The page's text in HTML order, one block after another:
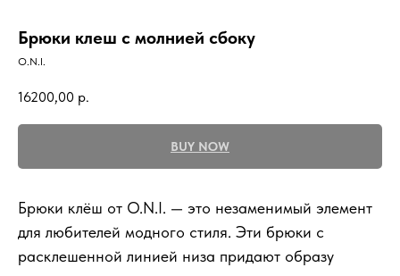
Брюки клеш с молнией сбоку
O.N.I.
16200,00 р.
BUY NOW
Брюки клёш от O.N.I. — это незаменимый элемент
для любителей модного стиля. Эти брюки с
расклешенной линией низа придают образу